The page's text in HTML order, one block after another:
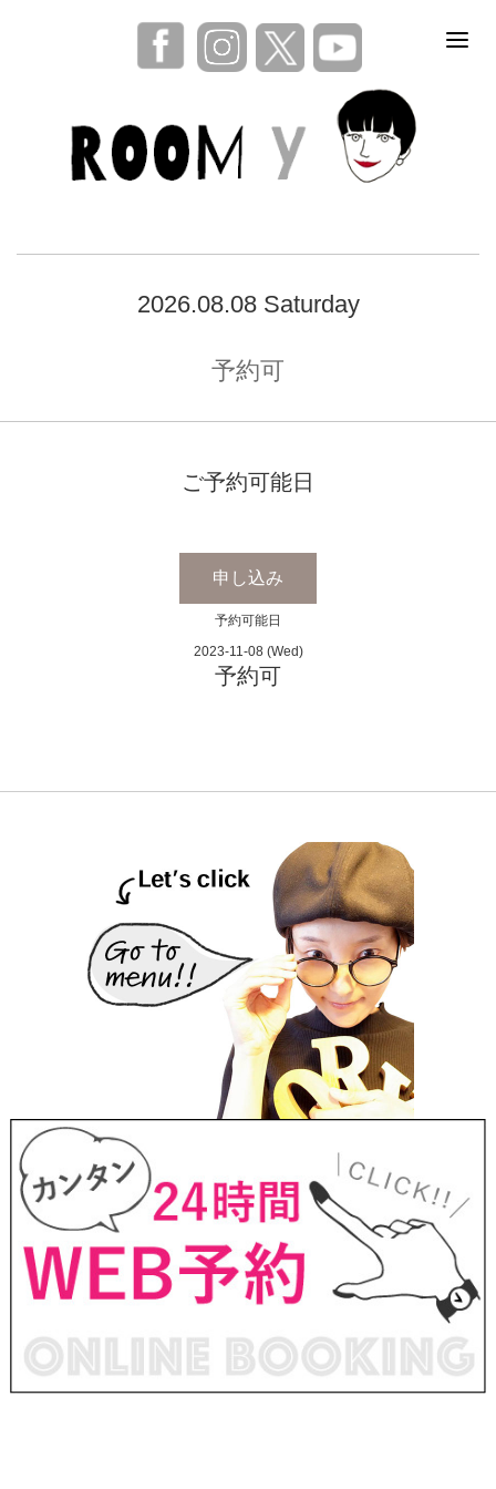
2026.08.08 Saturday
予約可
ご予約可能日
申し込み
予約可能日
2023-11-08 (Wed)
予約可